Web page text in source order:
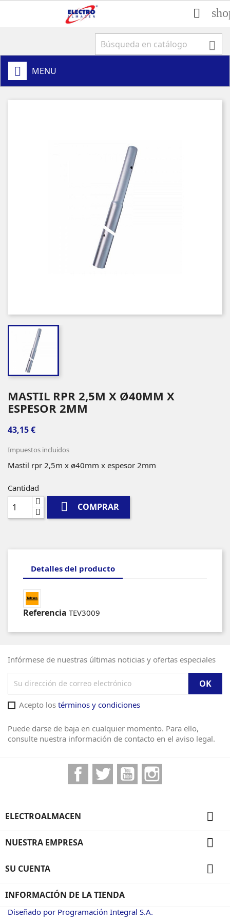


MENU
MASTIL RPR 2,5M X Ø40MM X
ESPESOR 2MM
43,15 €
Impuestos incluidos
Mastil rpr 2,5m x ø40mm x espesor 2mm
Cantidad
 COMPRAR
Detalles del producto
Referencia TEV3009
Infórmese de nuestras últimas noticias y ofertas especiales
Acepto los términos y condiciones
Puede darse de baja en cualquier momento. Para ello,
consulte nuestra información de contacto en el aviso legal.
FacebookTwitter YouTube
ELECTROALMACEN 
NUESTRA EMPRESA 
SU CUENTA 
INFORMACIÓN DE LA TIENDA
Diseñado por Programación Integral S.A.